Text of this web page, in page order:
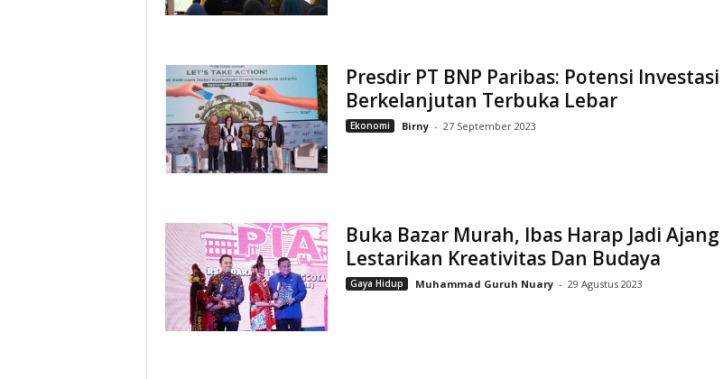
Presdir PT BNP Paribas: Potensi Investasi
Berkelanjutan Terbuka Lebar
Ekonomi Birny - 27 September 2023
Buka Bazar Murah, Ibas Harap Jadi Ajang
Lestarikan Kreativitas Dan Budaya
Gaya Hidup Muhammad Guruh Nuary - 29 Agustus 2023